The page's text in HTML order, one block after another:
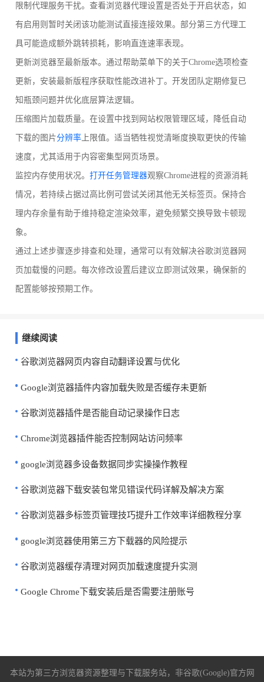
限制代理服务干扰。查看浏览器代理设置是否处于开启状态，如
有启用则暂时关闭该功能测试直接连接效果。部分第三方代理工
具可能造成额外跳转损耗，影响直连速率表现。
更新浏览器至最新版本。通过帮助菜单下的关于Chrome选项检查
更新，安装最新版程序获取性能改进补丁。开发团队定期修复已
知瓶颈问题并优化底层算法逻辑。
压缩图片加载质量。在设置中找到网站权限管理区域，降低自动
下载的图片分辨率上限值。适当牺牲视觉清晰度换取更快的传输
速度，尤其适用于内容密集型网页场景。
监控内存使用状况。 打开任务管理器观察Chrome进程的资源消耗
情况，若持续占据过高比例可尝试关闭其他无关标签页。保持合
理内存余量有助于维持稳定渲染效率，避免频繁交换导致卡顿现
象。
通过上述步骤逐步排查和处理，通常可以有效解决谷歌浏览器网
页加载慢的问题。每次修改设置后建议立即测试效果，确保新的
配置能够按预期工作。
继续阅读
谷歌浏览器网页内容自动翻译设置与优化
Google浏览器插件内容加载失败是否缓存未更新
谷歌浏览器插件是否能自动记录操作日志
Chrome浏览器插件能否控制网站访问频率
google浏览器多设备数据同步实操操作教程
谷歌浏览器下载安装包常见错误代码详解及解决方案
谷歌浏览器多标签页管理技巧提升工作效率详细教程分享
google浏览器使用第三方下载器的风险提示
谷歌浏览器缓存清理对网页加载速度提升实测
Google Chrome下载安装后是否需要注册账号
本站为第三方浏览器资源整理与下载服务站，非谷歌(Google)官方网